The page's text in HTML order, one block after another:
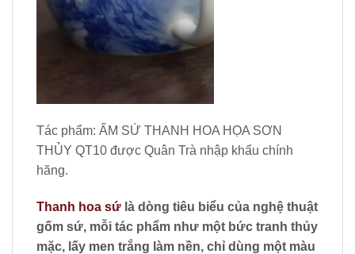
Tác phẩm: ẤM SỨ THANH HOA HỌA SƠN
THỦY QT10 được Quân Trà nhập khẩu chính
hãng.
Thanh hoa sứ là dòng tiêu biểu của nghệ thuật
gốm sứ, mỗi tác phẩm như một bức tranh thủy
mặc, lấy men trắng làm nền, chỉ dùng một màu